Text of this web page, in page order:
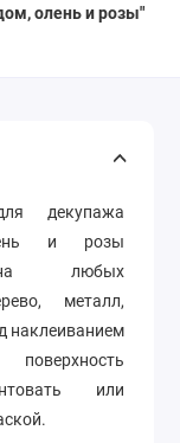
олень и розы"
декупажа
и розы
на любых
металл,
наклеиванием
или